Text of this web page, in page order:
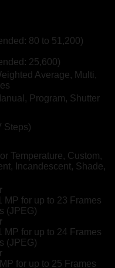
80 to 51,200)
25,600)
Average, Multi,
Program, Shutter
Steps)
Temperature, Custom,
Incandescent, Shade,
MP for up to 23 Frames
(JPEG)
MP for up to 24 Frames
(JPEG)
for up to 25 Frames